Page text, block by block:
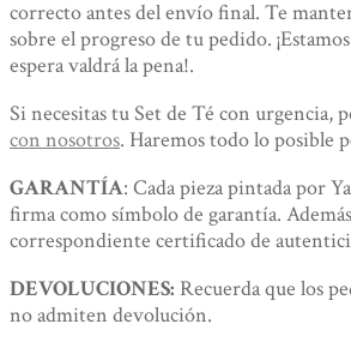
correcto antes del envío final. Te
sobre el progreso de tu pedido.
espera valdrá la pena!.
Si necesitas tu Set de Té con urgencia,
con nosotros. Haremos todo lo posible
GARANTÍA: Cada pieza pintada por
firma como símbolo de garantía.
correspondiente certificado de
DEVOLUCIONES: Recuerda que los
no admiten devolución.